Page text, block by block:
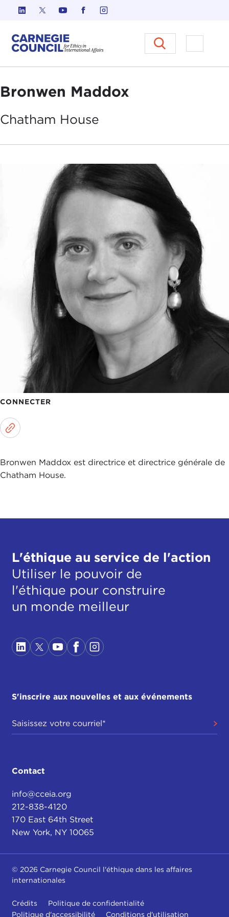
Skip to content
Carnegie Council sur
Ouvrir
Bronwen Maddox
Chatham House
CONNECTER
Bronwen Maddox est directrice et directrice générale de
Chatham House.
L'éthique au service de l'action
Utiliser le pouvoir de
l'éthique pour construire
un monde meilleur
S'inscrire aux nouvelles et aux événements
Contact
info@cceia.org
212-838-4120
170 East 64th Street
New York, NY 10065
© 2026 Carnegie Council l'éthique dans les affaires
internationales
Crédits
Politique de confidentialité
Politique d'accessibilité
Conditions d'utilisation